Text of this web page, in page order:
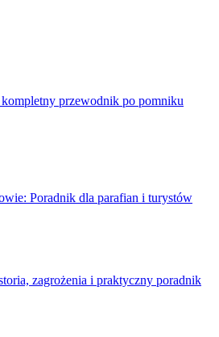
przewodnik po pomniku
Poradnik dla parafian i turystów
zagrożenia i praktyczny poradnik